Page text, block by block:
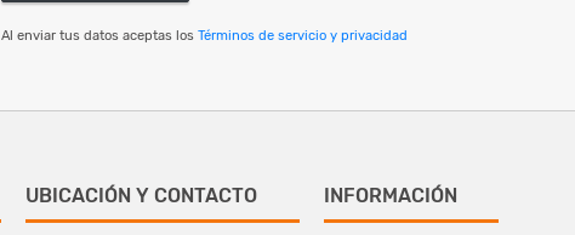
Al enviar tus datos aceptas los Términos de servicio y privacidad
UBICACIÓN Y CONTACTO INFORMACIÓN